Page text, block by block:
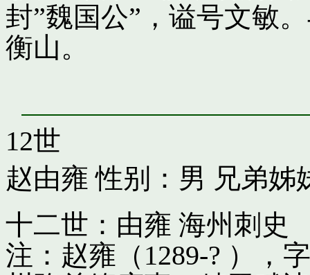
封”魏国公”，谥号文敏
衡山。
12世
赵由雍 性别：男 兄弟姊
十二世：由雍 海州刺史
注：赵雍（1289-? ），